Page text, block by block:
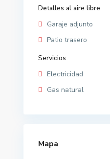
Detalles al aire libre
Garaje adjunto
Patio trasero
Servicios
Electricidad
Gas natural
Mapa